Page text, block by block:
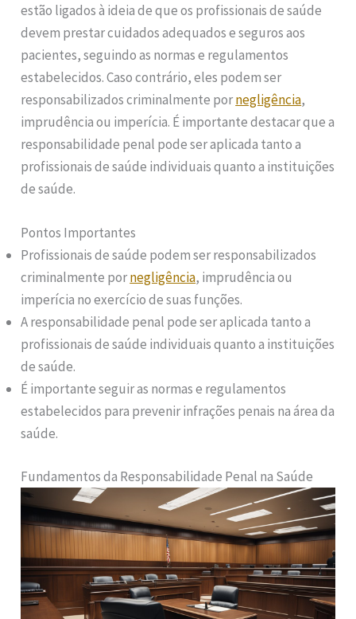
estão ligados à ideia de que os profissionais de saúde
devem prestar cuidados adequados e seguros aos
pacientes, seguindo as normas e regulamentos
estabelecidos. Caso contrário, eles podem ser
responsabilizados criminalmente pornegligência,
imprudência ou imperícia. É importante destacar que a
responsabilidade penal pode ser aplicada tanto a
profissionais de saúde individuais quanto a instituições
de saúde.
Pontos Importantes
Profissionais de saúde podem ser responsabilizados
criminalmente pornegligência, imprudência ou
imperícia no exercício de suas funções.
A responsabilidade penal pode ser aplicada tanto a
profissionais de saúde individuais quanto a instituições
de saúde.
É importante seguir as normas e regulamentos
estabelecidos para prevenir infrações penais na área da
saúde.
Fundamentos da Responsabilidade Penal na Saúde